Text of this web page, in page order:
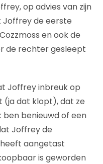
op advies van zijn
Joffrey de eerste
en ook de
de rechter gesleept
Joffrey inbreuk op
dat klopt), dat ze
ben benieuwd of een
Joffrey de
aangetast
is geworden